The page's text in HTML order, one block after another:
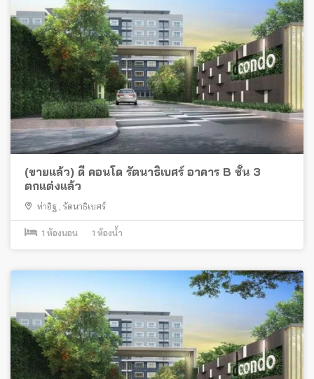
(ขายแล้ว) ดี คอนโด รัตนาธิเบศร์ อาคาร B ชั้น 3
ตกแต่งแล้ว
ท่าอิฐ , รัตนาธิเบศร์
1 ห้องนอน 1 ห้องน้ำ